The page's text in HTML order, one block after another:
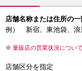
店舗名称または住所の
例） 新宿、東池袋、浪
量販店の営業状況につい
店舗区分を指定